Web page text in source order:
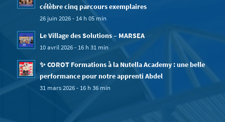
célèbre cinq parcours exemplaires
26 juin 2026 - 14 h 05 min
Le Village des Solutions – MARSEA
10 avril 2026 - 16 h 31 min
✨ COROT Formations à la Nutella Academy : une belle
performance pour notre apprenti Abdel
31 mars 2026 - 16 h 36 min